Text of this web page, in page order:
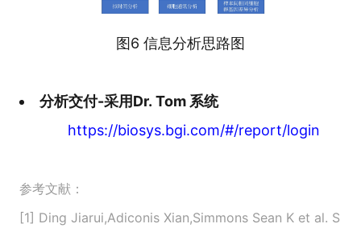
图6 信息分析思路图
分析交付-采用Dr. Tom 系统
https://biosys.bgi.com/#/report/login
参考文献：
[1] Ding Jiarui,Adiconis Xian,Simmons Sean K et al. S